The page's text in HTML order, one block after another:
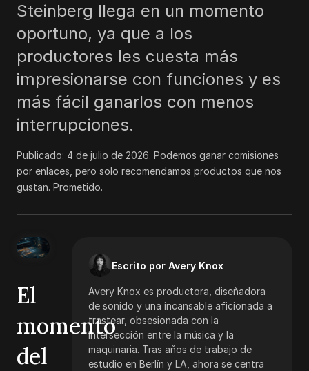
Steinberg llega en un momento
oportuno, ya que a los
productores les cuesta más
impresionarse con funciones y es
más fácil ganarlos con menos
interrupciones.
Publicado: 4 de julio de 2026. Podemos ganar comisiones
por enlaces, pero solo recomendamos productos que nos
gustan. Prometido.
Escrito por Avery Knox
Avery Knox es productora, diseñadora
de sonido y una incansable aficionada a
trastear, obsesionada con la
intersección entre la música y la
maquinaria. Tras años de trabajo de
estudio en Berlín y LA, ahora se centra
El
momento
del